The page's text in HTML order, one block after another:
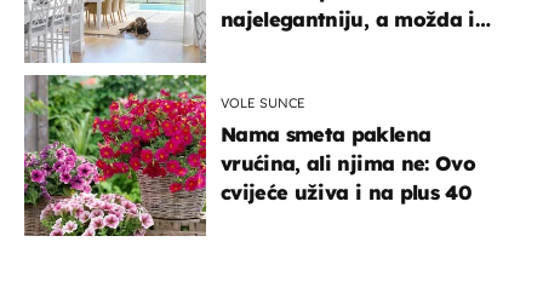
najelegantniju, a možda i
VOLE SUNCE
Nama smeta paklena
vrućina, ali njima ne: Ovo
cvijeće uživa i na plus 40